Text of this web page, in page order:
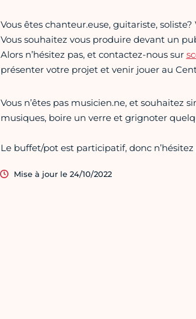
Vous êtes chanteur.euse, guitariste,
Vous souhaitez vous produire devant un
Alors n’hésitez pas, et contactez-nous sur
présenter votre projet et venir jouer au
Vous n’êtes pas musicien.ne, et souhaitez
musiques, boire un verre et grignoter
Le buffet/pot est participatif, donc
Mise à jour le 24/10/2022